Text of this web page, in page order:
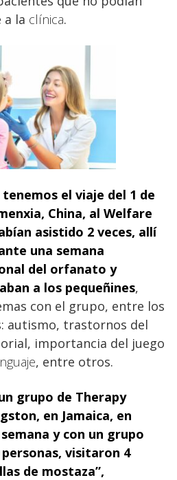
la clínica.
tenemos el viaje del 1 de
China, al Welfare
asistido 2 veces, allí
una semana
del orfanato y
a los pequeñines,
con el grupo, entre los
autismo, trastornos del
importancia del juego
, entre otros.
grupo de Therapy
en Jamaica, en
y con un grupo
visitaron 4
de mostaza”,